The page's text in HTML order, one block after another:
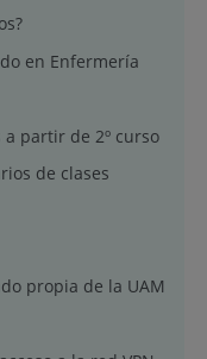
en Enfermería
partir de 2º curso
de clases
propia de la UAM